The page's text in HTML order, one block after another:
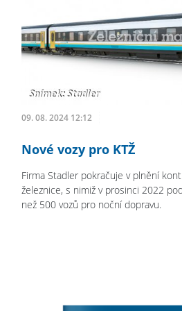
09. 08. 2024 12:12
Nové vozy pro KTŽ
Firma Stadler pokračuje v plnění
železnice, s nimiž v prosinci 2022
než 500 vozů pro noční dopravu.